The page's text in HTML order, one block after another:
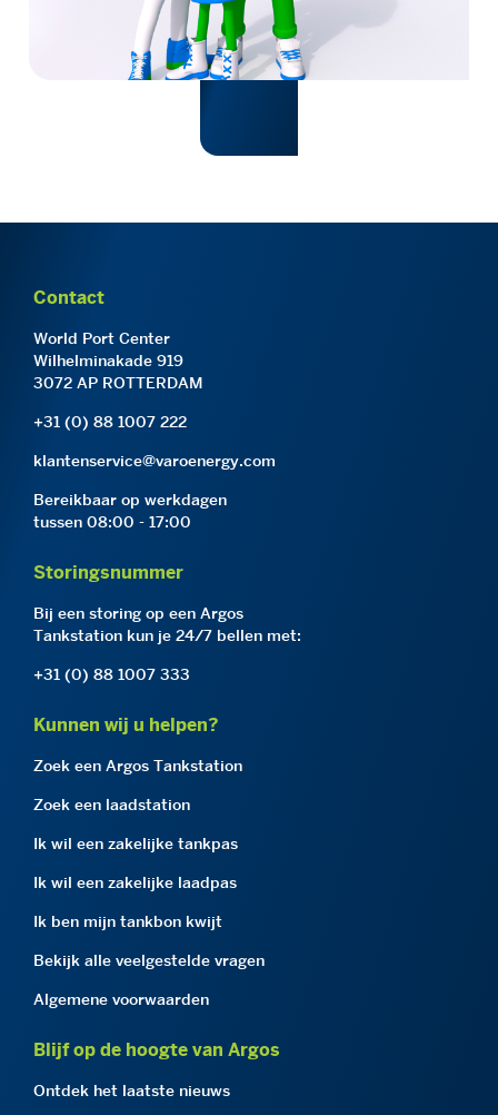
Contact
World Port Center
Wilhelminakade 919
3072 AP ROTTERDAM
+31 (0) 88 1007 222
klantenservice@varoenergy.com
Bereikbaar op werkdagen
tussen 08:00 - 17:00
Storingsnummer
Bij een storing op een Argos
Tankstation kun je 24/7 bellen met:
+31 (0) 88 1007 333
Kunnen wij u helpen?
Zoek een Argos Tankstation
Zoek een laadstation
Ik wil een zakelijke tankpas
Ik wil een zakelijke laadpas
Ik ben mijn tankbon kwijt
Bekijk alle veelgestelde vragen
Algemene voorwaarden
Blijf op de hoogte van Argos
Ontdek het laatste nieuws